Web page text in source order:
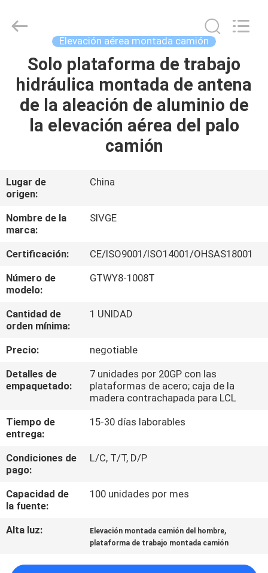
HOGAR
PRODUCTOS
SOBRE
NOSOTROS
VIAJE
DE
LA
FÁBRICA
DE
CALIDAD
ÉNTRENOS
EN
CONTACTO
CON
PIDA
UNA
MACHINERY
Elevación aérea montada camión
Solo plataforma de trabajo
hidráulica montada de antena
de la aleación de aluminio de
la elevación aérea del palo
camión
Lugar de
origen:
China
Nombre de la
marca:
SIVGE
Certificación:
CE/ISO9001/ISO14001/OHSAS18001
Número de
modelo:
GTWY8-1008T
Cantidad de
orden mínima:
1 UNIDAD
Precio:
negotiable
Detalles de
empaquetado:
7 unidades por 20GP con las
plataformas de acero; caja de la
madera contrachapada para LCL
Tiempo de
entrega:
15-30 días laborables
Condiciones de
pago:
L/C, T/T, D/P
Capacidad de
la fuente:
100 unidades por mes
Alta luz: Elevación montada camión del hombre,
plataforma de trabajo montada camión